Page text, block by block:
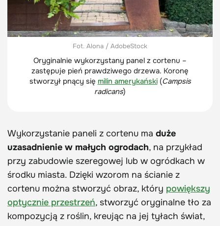
Fot. Alona / AdobeStock
Oryginalnie wykorzystany panel z cortenu –
zastępuje pień prawdziwego drzewa. Koronę
stworzył pnący się milin amerykański(Campsis
radicans)
Wykorzystanie paneli z cortenu ma duże
uzasadnienie w małych ogrodach, na przykład
przy zabudowie szeregowej lub w ogródkach w
środku miasta. Dzięki wzorom na ścianie z
cortenu można stworzyć obraz, który powiększy
optycznie przestrzeń, stworzyć oryginalne tło za
kompozycją z roślin, kreując na jej tyłach świat,